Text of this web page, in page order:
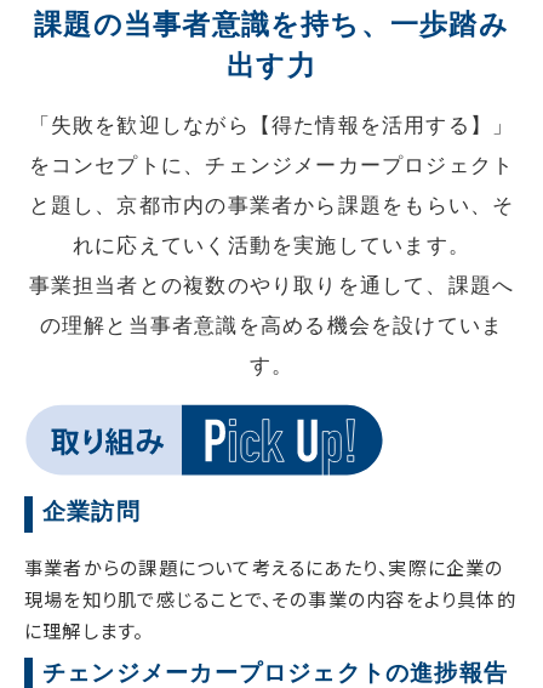
課題の当事者意識を持ち、一歩踏み
出す力
「失敗を歓迎しながら【得た情報を活用する】」
をコンセプトに、チェンジメーカープロジェクト
と題し、京都市内の事業者から課題をもらい、そ
れに応えていく活動を実施しています。
事業担当者との複数のやり取りを通して、課題へ
の理解と当事者意識を高める機会を設けていま
す。
企業訪問
事業者からの課題について考えるにあたり、実際に企業の
現場を知り肌で感じることで、その事業の内容をより具体的
に理解します。
チェンジメーカープロジェクトの進捗報告